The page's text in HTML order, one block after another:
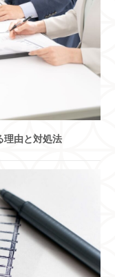
理由と対処法